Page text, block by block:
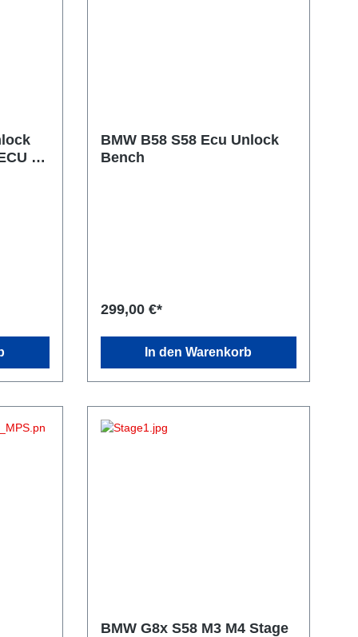
-
BMW B58 S58 Ecu Unlock
Bench
299,00 €*
In den Warenkorb
BMW G8x S58 M3 M4 Stage